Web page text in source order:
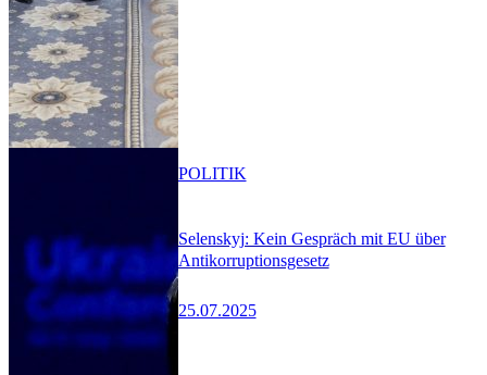
Selenskyj: Kein Gespräch mit EU über
Antikorruptionsgesetz
25.07.2025
POLITIK